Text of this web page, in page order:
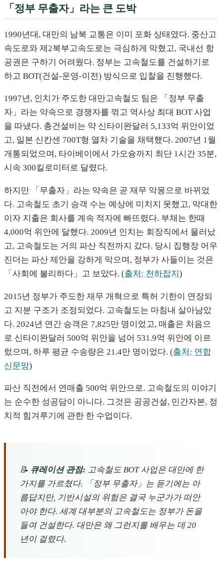
「정부 무출자」라는 큰 도박
1990년대, 대만의 남북 교통은 이미 포화 상태였다. 중산고
속도로와 제2북부고속도로는 극심하게 막혔고, 국내선 항
공권은 구하기 어려웠다. 정부는 고속철도를 건설하기로
하고 BOT(건설-운영-이전) 방식으로 입찰을 진행했다.
1997년, 인치가 주도한 대만고속철도 팀은 「정부 무출
자」라는 약속으로 경쟁자를 꺾고 역사상 최대 BOT 사업
을 따냈다. 총건설비는 약 신타이완달러 5,133억 위안이었
고, 일본 신칸센 700T형 열차 기술을 채택했다. 2007년 1월
개통되었으며, 타이베이에서 가오슝까지 최단 1시간 35분,
시속 300킬로미터로 달렸다.
하지만 「무출자」라는 약속은 곧 재무 악몽으로 바뀌었
다. 고속철도 초기 승객 수는 예상에 미치지 못했고, 막대한
이자 지출은 회사를 계속 적자에 빠뜨렸다. 부채는 한때
4,000억 위안에 달했다. 2009년 인치는 회장직에서 물러났
고, 고속철도는 거의 파산 직전까지 갔다. 당시 집행장 어우
진더는 파산 제안을 강하게 막으며, 정부가 사들이는 것은
「사회에 불리하다」고 보았다. (출처: 천하잡지)
2015년 정부가 주도한 재무 개혁으로 특허 기한이 연장되
고 지분 구조가 조정되었다. 고속철도는 마침내 살아남았
다. 2024년 연간 승객은 7,825만 명이었고, 매출은 처음으
로 신타이완달러 500억 위안을 넘어 531.9억 위안에 이르
렀으며, 하루 평균 수송량은 21.4만 명이었다. (출처: 연합
신문망)
파산 직전에서 연매출 500억 위안으로. 고속철도의 이야기
는 순수한 성공담이 아니다. 그것은 공공건설, 민간자본, 정
치적 힘겨루기에 관한 한 수업이다.
📝 큐레이션 관점: 고속철도 BOT 사업은 대만에 한
가지를 가르쳤다. 「정부 무출자」는 듣기에는 아
름답지만, 기반시설의 위험은 결국 누군가가 떠안
아야 한다. 세계 대부분의 고속철도는 정부가 돈을
들여 건설한다. 대만은 왜 그런지를 배우는 데 20
년이 걸렸다.